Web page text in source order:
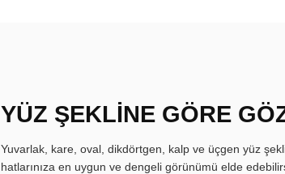
YÜZ ŞEKLİNE GÖRE
Yuvarlak, kare, oval, dikdörtgen, kalp ve üçgen yüz
hatlarınıza en uygun ve dengeli görünümü elde